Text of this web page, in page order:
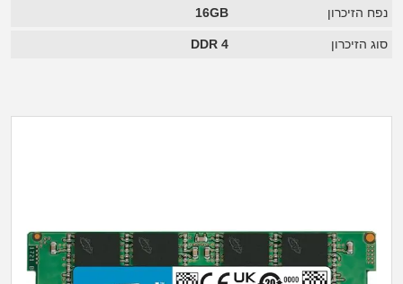
נפח הזיכרון 16GB
סוג הזיכרון DDR 4